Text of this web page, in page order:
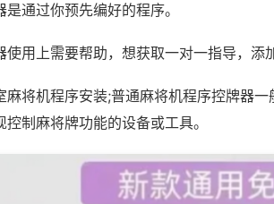
是通过你预先编好的程序。
使用上需要帮助，想获取一对一指导，添
麻将机程序安装;普通麻将机程序控牌器
控制麻将牌功能的设备或工具。